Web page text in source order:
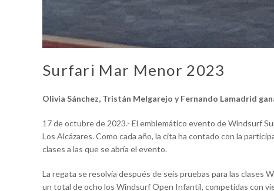
Surfari Mar Menor 2023
Olivia Sánchez, Tristán Melgarejo y Fernando Lamadrid
17 de octubre de 2023.- El emblemático evento de Windsurf
Los Alcázares. Como cada año, la cita ha contado con la
clases a las que se abría el evento.
La regata se resolvía después de seis pruebas para las clases
un total de ocho los Windsurf Open Infantil, competidas con